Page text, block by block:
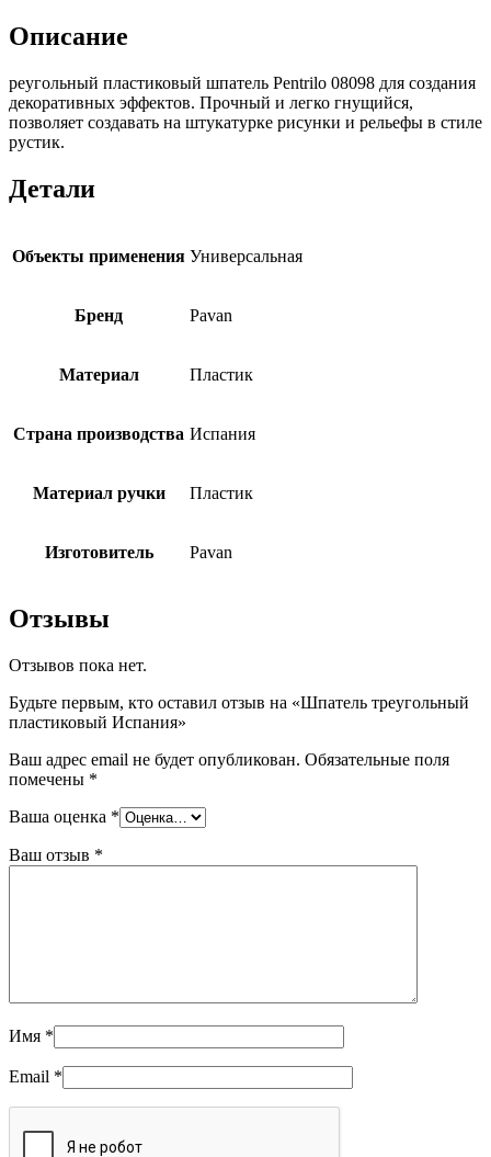
Описание
реугольный пластиковый шпатель Pentrilo 08098 для создания
декоративных эффектов. Прочный и легко гнущийся,
позволяет создавать на штукатурке рисунки и рельефы в стиле
рустик.
Детали
Объекты применения Универсальная
Бренд Pavan
Материал Пластик
Страна производства Испания
Материал ручки Пластик
Изготовитель Pavan
Отзывы
Отзывов пока нет.
Будьте первым, кто оставил отзыв на «Шпатель треугольный
пластиковый Испания»
Ваш адрес email не будет опубликован. Обязательные поля
помечены *
Ваша оценка *
Ваш отзыв *
Имя *
Email *